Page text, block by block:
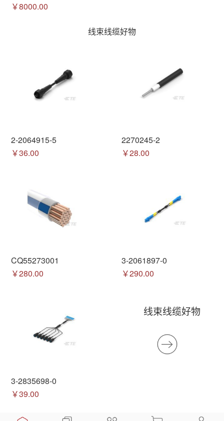
￥8000.00
线束线缆好物
2-2064915-5
￥36.00
2270245-2
￥28.00
CQ55273001
￥280.00
3-2061897-0
￥290.00
3-2835698-0
￥39.00
线束线缆好物